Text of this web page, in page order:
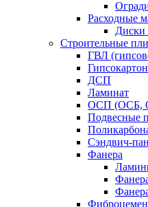
Расходные
Диски
Строительные
ГВЛ
Гипсокартон
ДСП
Ламинат
ОСП (ОСБ,
Подвесные
Сэндвич-
Фанера